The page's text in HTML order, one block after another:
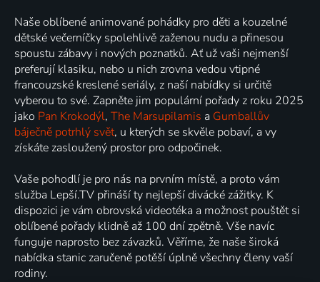
Naše oblíbené animované pohádky pro děti a kouzelné
dětské večerníčky spolehlivě zaženou nudu a přinesou
spoustu zábavy i nových poznatků. Ať už vaši nejmenší
preferují klasiku, nebo u nich zrovna vedou vtipné
francouzské kreslené seriály, z naší nabídky si určitě
vyberou to své. Zapněte jim populární pořady z roku 2025
jako Pan Krokodýl, The Marsupilamis a Gumballův
báječně potrhlý svět, u kterých se skvěle pobaví, a vy
získáte zasloužený prostor pro odpočinek.
Vaše pohodlí je pro nás na prvním místě, a proto vám
služba Lepší.TV přináší ty nejlepší divácké zážitky. K
dispozici je vám obrovská videotéka a možnost pouštět si
oblíbené pořady klidně až 100 dní zpětně. Vše navíc
funguje naprosto bez závazků. Věříme, že naše široká
nabídka stanic zaručeně potěší úplně všechny členy vaší
rodiny.